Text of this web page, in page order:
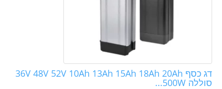
דג כסף 36V 48V 52V 10Ah 13Ah 15Ah 18Ah 20Ah
סוללה 500W...